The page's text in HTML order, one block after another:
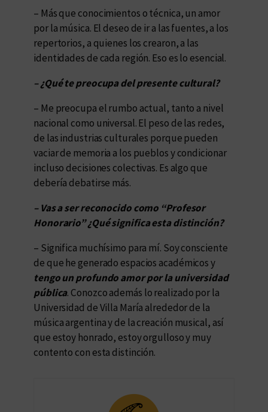
– Más que conocimientos o técnica, un amor
por la música. El deseo de ir a las fuentes, a los
repertorios, a quienes los crearon, a las
identidades de cada región. Eso es lo esencial.
– ¿Qué te preocupa del presente cultural?
– Me preocupa el rumbo actual, tanto a nivel
nacional como universal. El peso de las redes,
de las industrias culturales porque pueden
vaciar de memoria a los pueblos y condicionar
incluso decisiones colectivas. Es algo que
debería debatirse más.
– Vas a ser reconocido como “Profesor
Honorario” ¿Qué significa esta distinción?
– Significa muchísimo para mí. Soy consciente
de que he generado espacios académicos y
tengo un profundo amor por la universidad
pública. Conozco además lo realizado por la
Universidad de Villa María alrededor de la
música argentina y de la creación musical, así
que estoy honrado, estoy orgulloso y muy
contento con esta distinción.